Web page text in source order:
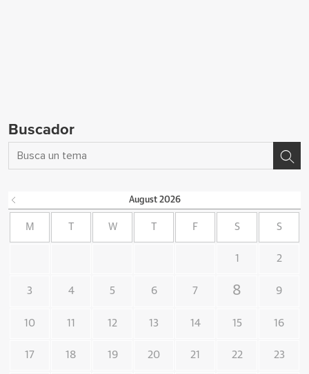
Buscador
August 2026
M W F S S
1 2
3 4 5 6 7 8 9
10 11 12 13 14 15 16
17 18 19 20 21 22 23